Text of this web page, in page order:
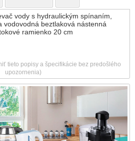
vody s hydraulickým spínaním,
vodovodná beztlaková nástenná
ramienko 20 cm
tieto popisy a špecifikácie bez predošlého
upozornenia)